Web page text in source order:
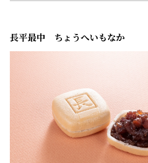
長平最中 ちょうへいもなか